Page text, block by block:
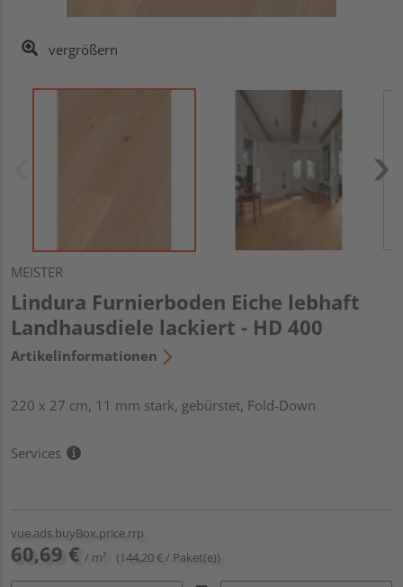
vergrößern
MEISTER
Lindura Furnierboden Eiche lebhaft
Landhausdiele lackiert - HD 400
Artikelinformationen
220 x 27 cm, 11 mm stark, gebürstet, Fold-Down
Services
vue.ads.buyBox.price.rrp
60,69 € / m² (144,20 € / Paket(e))